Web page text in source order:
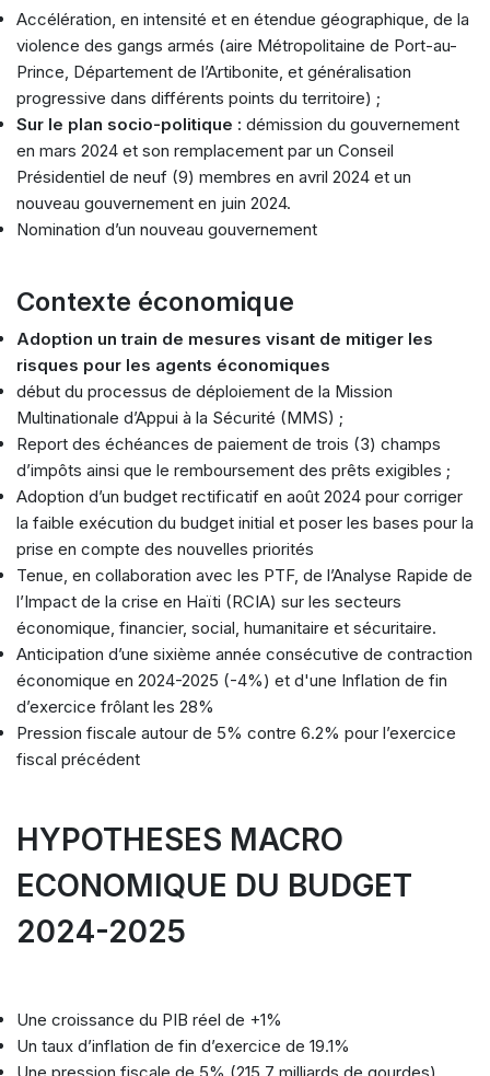
Accélération, en intensité et en étendue géographique, de la
violence des gangs armés (aire Métropolitaine de Port-au-
Prince, Département de l’Artibonite, et généralisation
progressive dans différents points du territoire) ;
Sur le plan socio-politique : démission du gouvernement
en mars 2024 et son remplacement par un Conseil
Présidentiel de neuf (9) membres en avril 2024 et un
nouveau gouvernement en juin 2024.
Nomination d’un nouveau gouvernement
Contexte économique
Adoption un train de mesures visant de mitiger les
risques pour les agents économiques
début du processus de déploiement de la Mission
Multinationale d’Appui à la Sécurité (MMS) ;
Report des échéances de paiement de trois (3) champs
d’impôts ainsi que le remboursement des prêts exigibles ;
Adoption d’un budget rectificatif en août 2024 pour corriger
la faible exécution du budget initial et poser les bases pour la
prise en compte des nouvelles priorités
Tenue, en collaboration avec les PTF, de l’Analyse Rapide de
l’Impact de la crise en Haïti (RCIA) sur les secteurs
économique, financier, social, humanitaire et sécuritaire.
Anticipation d’une sixième année consécutive de contraction
économique en 2024-2025 (-4%) et d'une Inflation de fin
d’exercice frôlant les 28%
Pression fiscale autour de 5% contre 6.2% pour l’exercice
fiscal précédent
HYPOTHESES MACRO
ECONOMIQUE DU BUDGET
2024-2025
Une croissance du PIB réel de +1%
Un taux d’inflation de fin d’exercice de 19.1%